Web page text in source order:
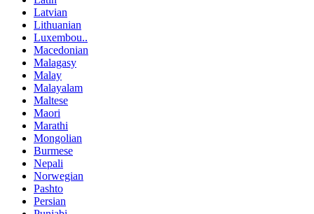
Latvian
Lithuanian
Luxembou..
Macedonian
Malagasy
Malay
Malayalam
Maltese
Maori
Marathi
Mongolian
Burmese
Nepali
Norwegian
Pashto
Persian